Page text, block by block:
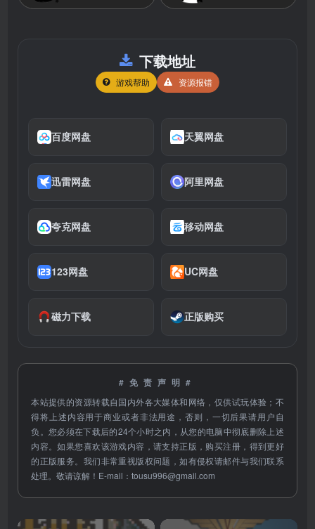
下载地址
游戏帮助 资源报错
百度网盘 天翼网盘
迅雷网盘 阿里网盘
夸克网盘 移动网盘
123网盘 UC网盘
磁力下载 正版购买
#免责声明#
本站提供的资源转载自国内外各大媒体和网络，仅供试玩体验；不
得将上述内容用于商业或者非法用途，否则，一切后果请用户自
负。您必须在下载后的24个小时之内，从您的电脑中彻底删除上述
内容。如果您喜欢该游戏内容，请支持正版，购买注册，得到更好
的正版服务。我们非常重视版权问题，如有侵权请邮件与我们联系
处理。敬请谅解！E-mail：tousu996@gmail.com